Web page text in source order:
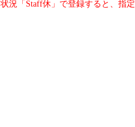
状況「Staff休」で登録すると、指